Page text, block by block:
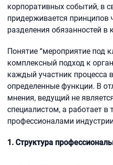
корпоративных событий, в
придерживается принципов
разделения обязанностей
Понятие “мероприятие под
комплексный подход к
каждый участник процесса
определенные функции. В
мнения, ведущий не
специалистом, а работает в
профессионалами
1. Структура